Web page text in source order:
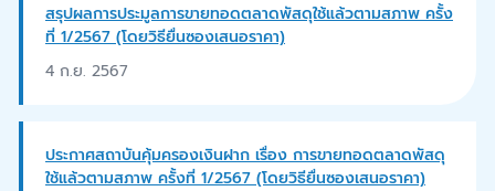
สรุปผลการประมูลการขายทอดตลาดพัสดุใช้แล้วตามสภาพ ครั้ง
ที่ 1/2567 (โดยวิธียื่นซองเสนอราคา)
4 ก.ย. 2567
ประกาศสถาบันคุ้มครองเงินฝาก เรื่อง การขายทอดตลาดพัสดุ
ใช้แล้วตามสภาพ ครั้งที่ 1/2567 (โดยวิธียื่นซองเสนอราคา)